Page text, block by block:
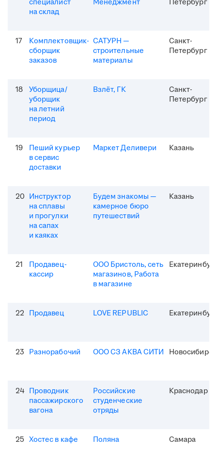
специалист
на склад
Менеджмент Петербург
17
Комплектовщик-
сборщик
заказов
САТУРН —
строительные
материалы
Санкт-
Петербург
18
Уборщица/
уборщик
на летний
период
Взлёт, ГК
Санкт-
Петербург
19
Пеший курьер
в сервис
доставки
Маркет Деливери Казань
20 Инструктор
на сплавы
и прогулки
на сапах
и каяках
Будем знакомы —
камерное бюро
путешествий
Казань
21
Продавец-
кассир
ООО Бристоль, сеть
магазинов, Работа
в магазине
22 Продавец LOVE REPUBLIC
23 Разнорабочий ООО СЗ АКВА СИТИ Новосибирск
24 Проводник
пассажирского
вагона
Российские
студенческие
отряды
Краснодар
25 Хостес в кафе Поляна Самара